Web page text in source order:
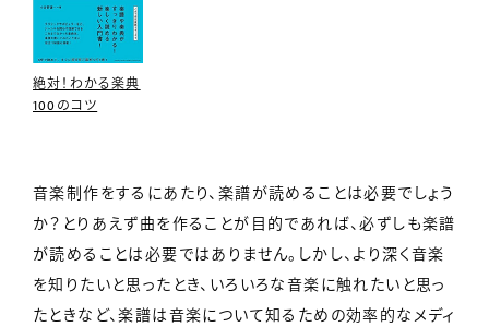
絶対！わかる楽典
100のコツ
音楽制作をするにあたり、楽譜が読めることは必要でしょう
か？とりあえず曲を作ることが目的であれば、必ずしも楽譜
が読めることは必要ではありません。しかし、より深く音楽
を知りたいと思ったとき、いろいろな音楽に触れたいと思っ
たときなど、楽譜は音楽について知るための効率的なメディ